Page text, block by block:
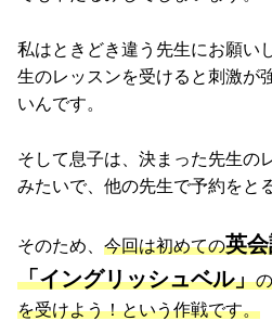
私はときどき違う先生にお願い
生のレッスンを受けると刺激が
いんです。
そして息子は、決まった先生の
みたいで、他の先生で予約をと
そのため、 今回は初めての英
「イングリッシュベル」
を受けよう！という作戦です。